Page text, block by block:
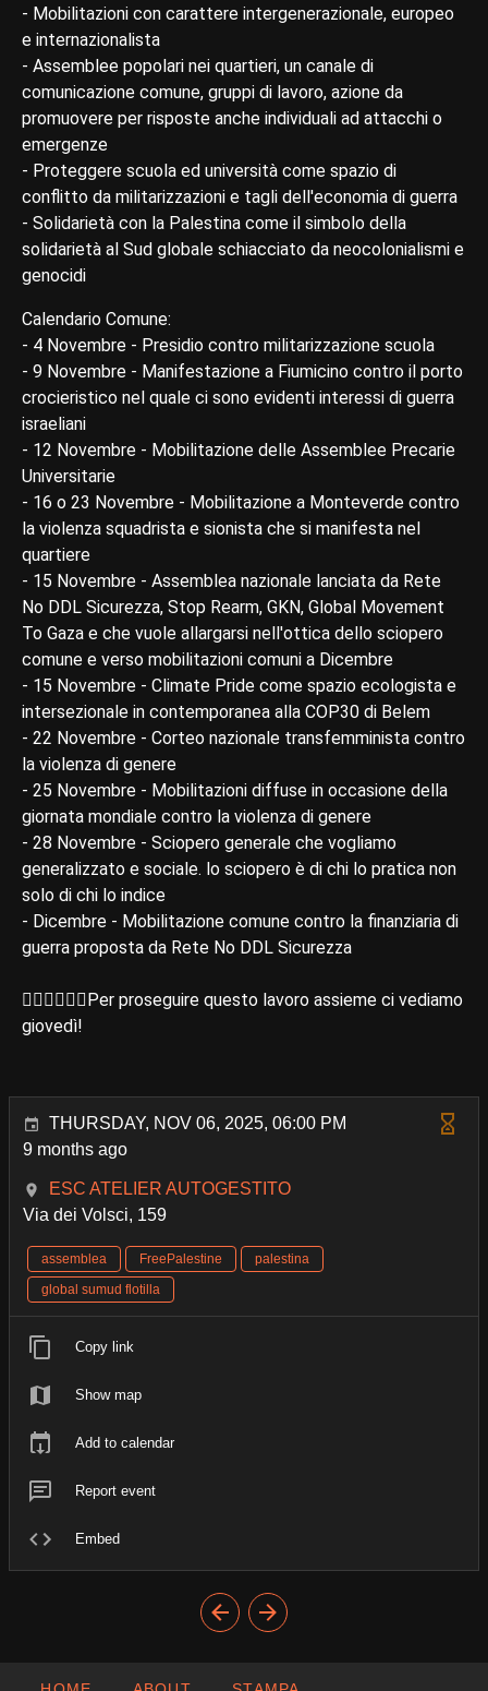
- Mobilitazioni con carattere intergenerazionale, europeo
e internazionalista
- Assemblee popolari nei quartieri, un canale di
comunicazione comune, gruppi di lavoro, azione da
promuovere per risposte anche individuali ad attacchi o
emergenze
- Proteggere scuola ed università come spazio di
conflitto da militarizzazioni e tagli dell'economia di guerra
- Solidarietà con la Palestina come il simbolo della
solidarietà al Sud globale schiacciato da neocolonialismi e
genocidi
Calendario Comune:
- 4 Novembre - Presidio contro militarizzazione scuola
- 9 Novembre - Manifestazione a Fiumicino contro il porto
crocieristico nel quale ci sono evidenti interessi di guerra
israeliani
- 12 Novembre - Mobilitazione delle Assemblee Precarie
Universitarie
- 16 o 23 Novembre - Mobilitazione a Monteverde contro
la violenza squadrista e sionista che si manifesta nel
quartiere
- 15 Novembre - Assemblea nazionale lanciata da Rete
No DDL Sicurezza, Stop Rearm, GKN, Global Movement
To Gaza e che vuole allargarsi nell'ottica dello sciopero
comune e verso mobilitazioni comuni a Dicembre
- 15 Novembre - Climate Pride come spazio ecologista e
intersezionale in contemporanea alla COP30 di Belem
- 22 Novembre - Corteo nazionale transfemminista contro
la violenza di genere
- 25 Novembre - Mobilitazioni diffuse in occasione della
giornata mondiale contro la violenza di genere
- 28 Novembre - Sciopero generale che vogliamo
generalizzato e sociale. lo sciopero è di chi lo pratica non
solo di chi lo indice
- Dicembre - Mobilitazione comune contro la finanziaria di
guerra proposta da Rete No DDL Sicurezza
✊🏼✊🏽✊🏾Per proseguire questo lavoro assieme ci vediamo
giovedì!
THURSDAY, NOV 06, 2025, 06:00 PM
9 months ago
ESC ATELIER AUTOGESTITO
Via dei Volsci, 159
assemblea FreePalestine
palestina
global sumud flotilla
Copy link
Show map
Add to calendar
Report event
Embed